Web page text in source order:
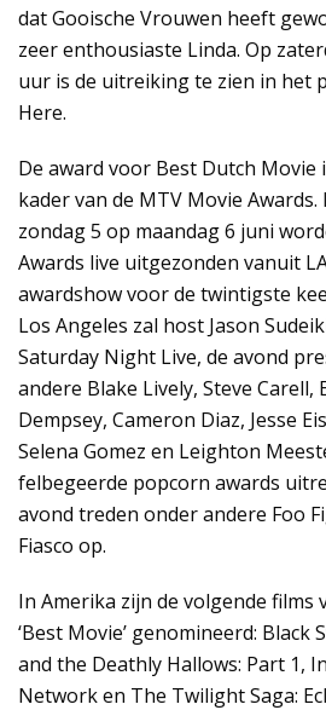
dat Gooische Vrouwen heeft
zeer enthousiaste Linda. Op
uur is de uitreiking te zien in het
Here.
De award voor Best Dutch
kader van de MTV Movie Awards.
zondag 5 op maandag 6 juni
Awards live uitgezonden vanuit
awardshow voor de twintigste
Los Angeles zal host Jason
Saturday Night Live, de avond
andere Blake Lively, Steve Carell,
Dempsey, Cameron Diaz, Jesse
Selena Gomez en Leighton
felbegeerde popcorn awards
avond treden onder andere Foo
Fiasco op.
In Amerika zijn de volgende films
‘Best Movie’ genomineerd: Black
and the Deathly Hallows: Part 1,
Network en The Twilight Saga: